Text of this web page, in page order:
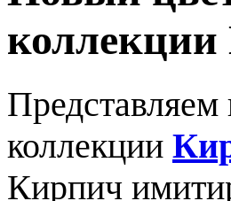
коллекции
Кирпич